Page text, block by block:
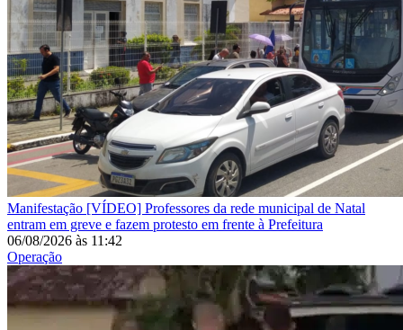
Manifestação [VÍDEO] Professores da rede municipal de Natal
entram em greve e fazem protesto em frente à Prefeitura
06/08/2026 às 11:42
Operação